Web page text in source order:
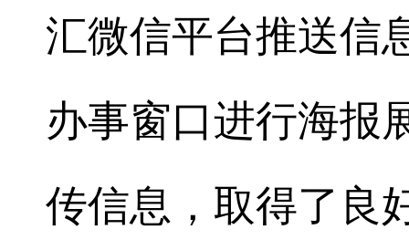
汇微信平台推送信
办事窗口进行海报
传信息，取得了良